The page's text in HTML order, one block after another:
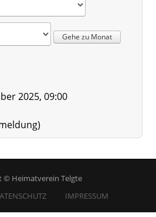
Gehe zu Monat
2025, 09:00
© Heimatverein Telgte
IMPRESSUM